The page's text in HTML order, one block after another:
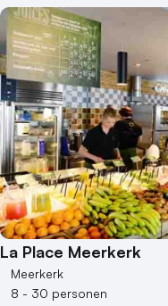
La Place Meerkerk
Meerkerk
8 - 30 personen